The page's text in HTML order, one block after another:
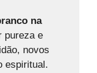
na
pureza e
novos
espiritual.